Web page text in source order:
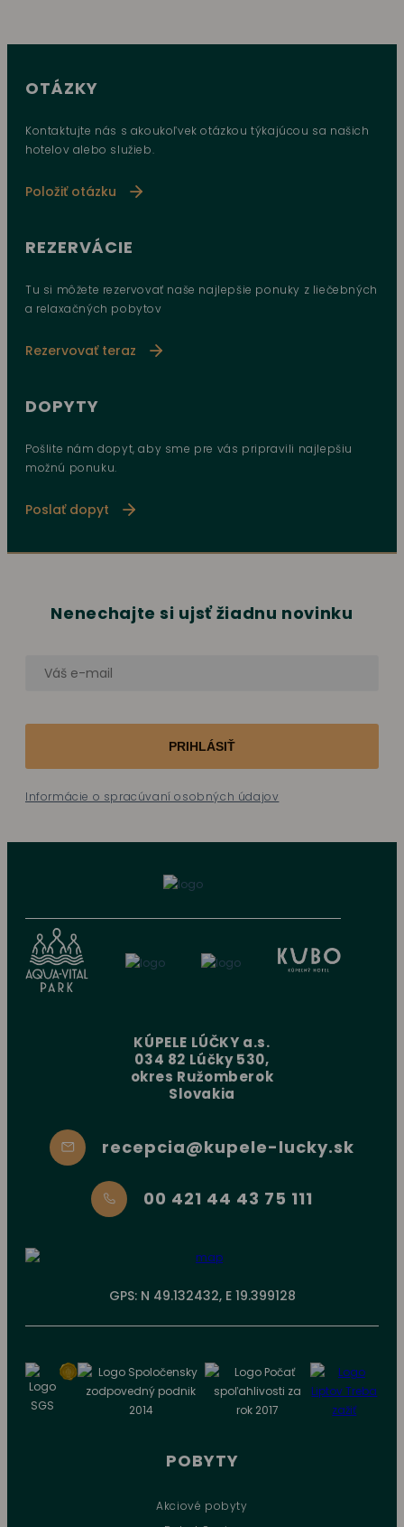
OTÁZKY
Kontaktujte nás s akoukoľvek otázkou týkajúcou sa našich
hotelov alebo služieb.
Položiť otázku
REZERVÁCIE
Tu si môžete rezervovať naše najlepšie ponuky z liečebných
a relaxačných pobytov
Rezervovať teraz
DOPYTY
Pošlite nám dopyt, aby sme pre vás pripravili najlepšiu
možnú ponuku.
Poslať dopyt
Nenechajte si ujsť žiadnu novinku
PRIHLÁSIŤ
Informácie o spracúvaní osobných údajov
KÚPELE LÚČKY a.s.
034 82 Lúčky 530,
okres Ružomberok
Slovakia
recepcia@kupele-lucky.sk
00 421 44 43 75 111
GPS: N 49.132432, E 19.399128
POBYTY
Akciové pobyty